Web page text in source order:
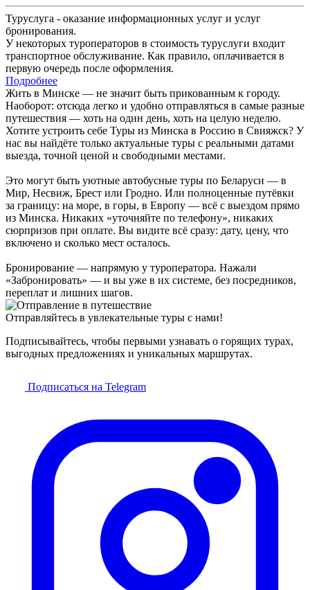
Туруслуга - оказание информационных услуг и услуг
бронирования.
У некоторых туроператоров в стоимость туруслуги входит
транспортное обслуживание. Как правило, оплачивается в
первую очередь после оформления.
Подробнее
Жить в Минске — не значит быть прикованным к городу.
Наоборот: отсюда легко и удобно отправляться в самые разные
путешествия — хоть на один день, хоть на целую неделю.
Хотите устроить себе Туры из Минска в Россию в Свияжск? У
нас вы найдёте только актуальные туры с реальными датами
выезда, точной ценой и свободными местами.
Это могут быть уютные автобусные туры по Беларуси — в
Мир, Несвиж, Брест или Гродно. Или полноценные путёвки
за границу: на море, в горы, в Европу — всё с выездом прямо
из Минска. Никаких «уточняйте по телефону», никаких
сюрпризов при оплате. Вы видите всё сразу: дату, цену, что
включено и сколько мест осталось.
Бронирование — напрямую у туроператора. Нажали
«Забронировать» — и вы уже в их системе, без посредников,
переплат и лишних шагов.
Отправляйтесь в увлекательные туры с нами!
Подписывайтесь, чтобы первыми узнавать о горящих турах,
выгодных предложениях и уникальных маршрутах.
Подписаться на Telegram